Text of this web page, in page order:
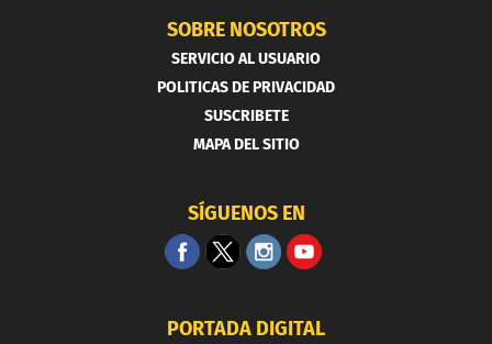
SOBRE NOSOTROS
SERVICIO AL USUARIO
POLITICAS DE PRIVACIDAD
SUSCRIBETE
MAPA DEL SITIO
SÍGUENOS EN
PORTADA DIGITAL